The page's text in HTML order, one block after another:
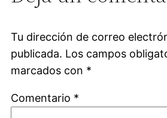
Tu dirección de correo
publicada. Los campos
marcados con *
Comentario *